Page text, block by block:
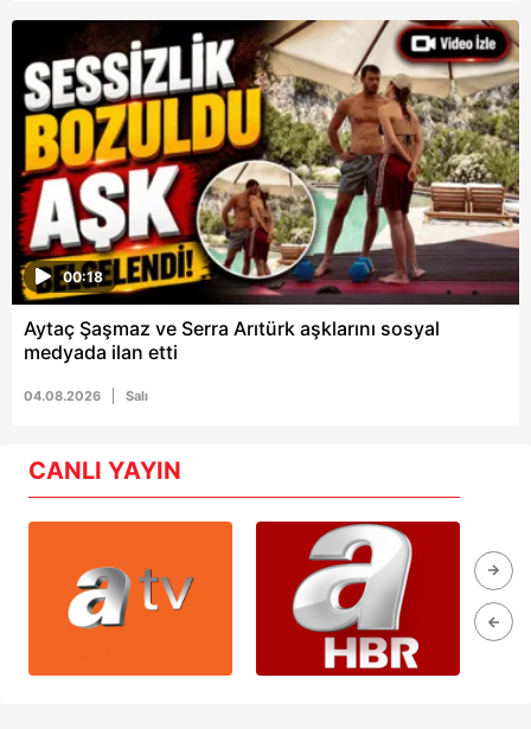
00:18
Aytaç Şaşmaz ve Serra Arıtürk aşklarını sosyal
medyada ilan etti
04.08.2026 Salı
CANLI YAYIN